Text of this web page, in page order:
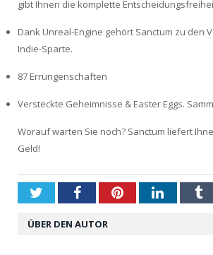
gibt Ihnen die komplette
Dank Unreal-Engine gehört Sanctum zu den
Indie-Sparte.
87 Errungenschaften
Versteckte Geheimnisse & Easter Eggs.
Worauf warten Sie noch? Sanctum liefert
Geld!
TwitterFacebookPinterestLinkedIn
ÜBER DEN AUTOR